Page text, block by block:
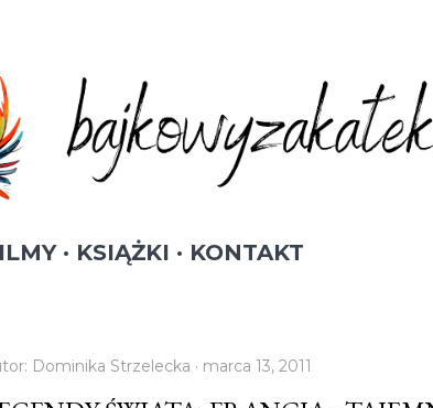
KSIĄŻKI KONTAKT
Dominika Strzelecka marca 13, 2011